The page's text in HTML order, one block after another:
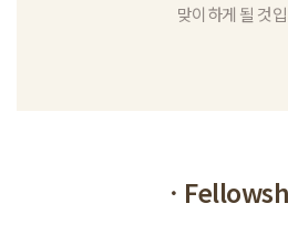
맞이하게 될 것
ㆍ